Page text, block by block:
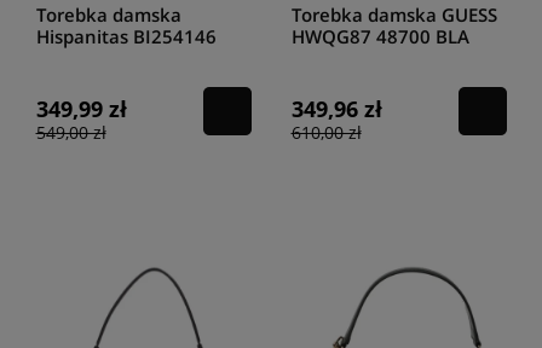
Torebka damska
Hispanitas BI254146
349,99 zł
549,00 zł
Torebka damska GUESS
HWQG87 48700 BLA
349,96 zł
610,00 zł